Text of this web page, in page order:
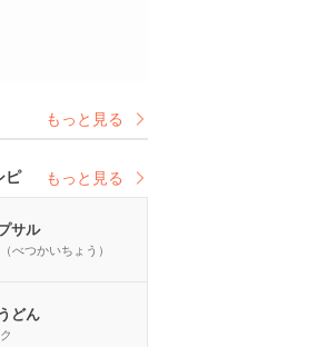
もっと見る
ピ もっと見る
サル
べつかいちょう）
どん